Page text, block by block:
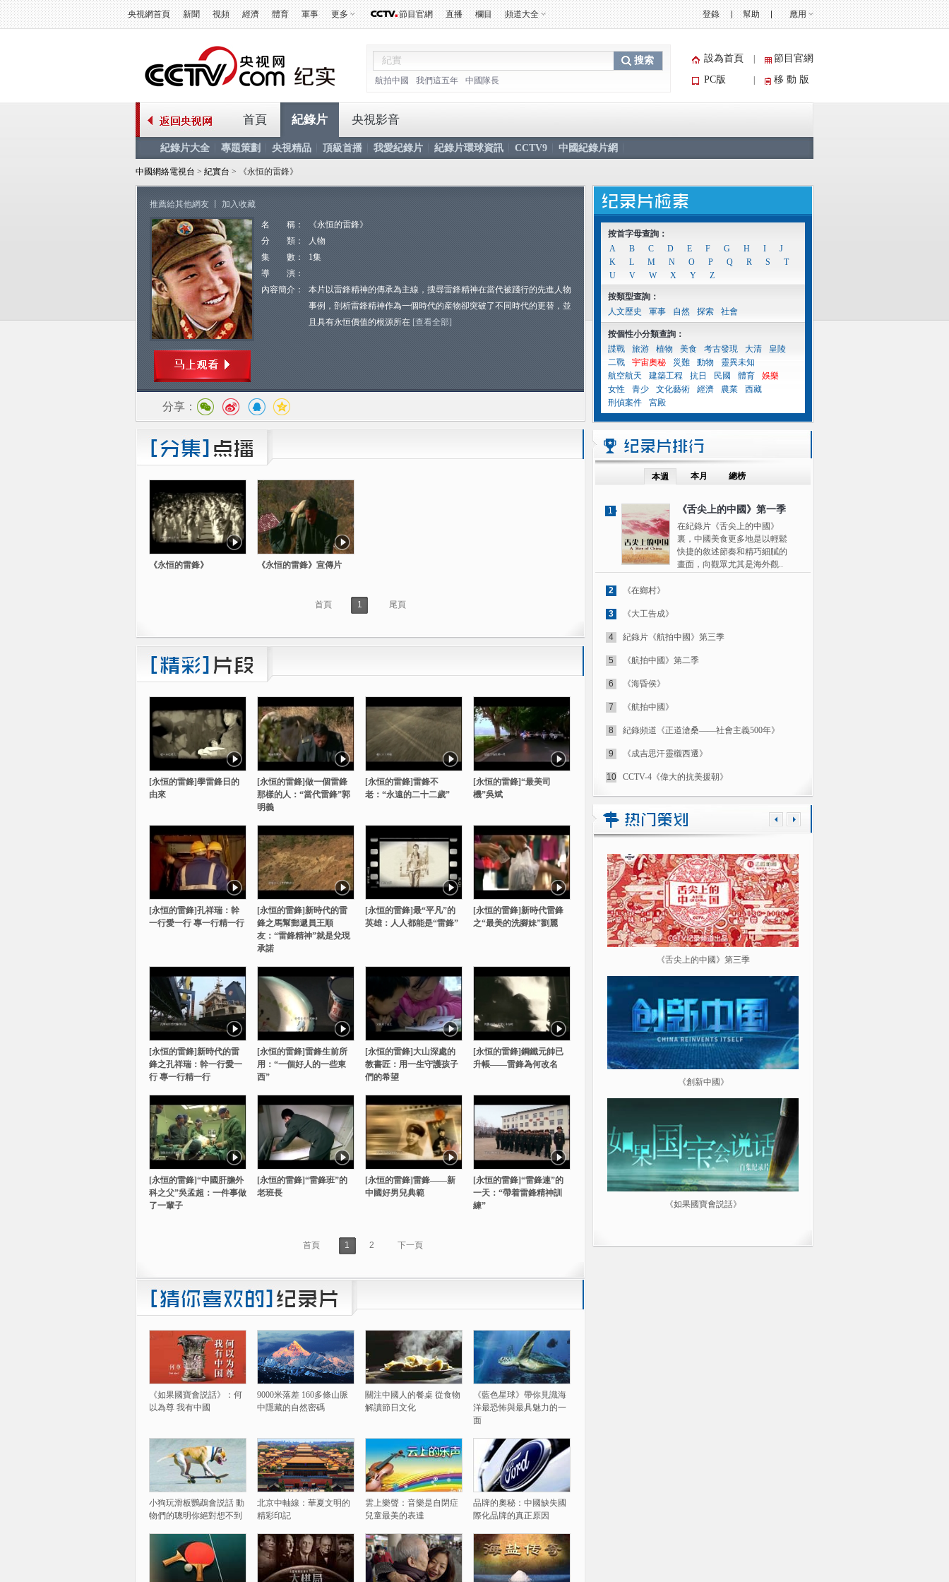
央視網首頁 新聞 視頻 經濟 體育 軍事 更多 節目官網 直播 欄目 頻道大全 幫助 應用
登錄
搜索
航拍中國 我們這五年 中國隊長
設為首頁
節目官網
PC版
移 動 版
首頁 紀錄片
紀錄片大全 專題策劃 央視精品 頂級首播 我愛紀錄片 紀錄片環球資訊 CCTV9 中國紀錄片網
央視影音
中國網絡電視台 > 紀實台 > 《永恒的雷鋒》
推薦給其他網友 加入收藏
名 稱：
《永恒的雷鋒》
分 類：
人物
集 數：
1集
導 演：
內容簡介：
本片以雷鋒精神的傳承為主線，搜尋雷鋒精神在當代被踐行的先進人物
事例，剖析雷鋒精神作為一個時代的産物卻突破了不同時代的更替，並
且具有永恒價值的根源所在 [查看全部]
分享：
《永恒的雷鋒》 《永恒的雷鋒》宣傳片
首頁 1 尾頁
[永恒的雷鋒]學雷鋒日的
由來
[永恒的雷鋒]做一個雷鋒
那樣的人：“當代雷鋒”郭
明義
[永恒的雷鋒]雷鋒不
老：“永遠的二十二歲”
[永恒的雷鋒]“最美司
機”吳斌
[永恒的雷鋒]孔祥瑞：幹
一行愛一行 專一行精一行
[永恒的雷鋒]新時代的雷
鋒之馬幫郵遞員王順
友：“雷鋒精神”就是兌現
承諾
[永恒的雷鋒]最“平凡”的
英雄：人人都能是“雷鋒”
[永恒的雷鋒]新時代雷鋒
之“最美的洗腳妹”劉麗
[永恒的雷鋒]新時代的雷
鋒之孔祥瑞：幹一行愛一
行 專一行精一行
[永恒的雷鋒]雷鋒生前所
用：“一個好人的一些東
西”
[永恒的雷鋒]大山深處的
教書匠：用一生守護孩子
們的希望
[永恒的雷鋒]鋼鐵元帥已
升帳——雷鋒為何改名
[永恒的雷鋒]“中國肝膽外
科之父”吳孟超：一件事做
了一輩子
[永恒的雷鋒]“雷鋒班”的
老班長
[永恒的雷鋒]雷鋒——新
中國好男兒典範
[永恒的雷鋒]“雷鋒連”的
一天：“帶着雷鋒精神訓
練”
首頁 1 2 下一頁
《如果國寶會説話》：何
以為尊 我有中國
9000米落差 160多條山脈
中隱藏的自然密碼
關注中國人的餐桌 從食物
解讀節日文化
《藍色星球》帶你見識海
洋最恐怖與最具魅力的一
面
小狗玩滑板鸚鵡會説話 動
物們的聰明你絕對想不到
北京中軸線：華夏文明的
精彩印記
雲上樂聲：音樂是自閉症
兒童最美的表達
品牌的奧秘：中國缺失國
際化品牌的真正原因
按首字母查詢：
A
B C D E F G H I
J
K
L M N O P Q R S
T
U
V W X Y Z
按類型查詢：
人文歷史
軍事 自然 探索 社會
按個性小分類查詢：
諜戰
旅游 植物 美食 考古發現 大清
皇陵
二戰
宇宙奧秘 災難 動物
靈異未知
航空航天
建築工程 抗日 民國 體育
娛樂
女性
青少 文化藝術 經濟 農業
西藏
刑偵案件
宮殿
本週 本月 總榜
1 《舌尖上的中國》第一季
在紀錄片《舌尖上的中國》
裏，中國美食更多地是以輕鬆
快捷的敘述節奏和精巧細膩的
畫面，向觀眾尤其是海外觀..
2 《在鄉村》
3 《大工告成》
4 紀錄片《航拍中國》第三季
5 《航拍中國》第二季
6 《海昏侯》
7 《航拍中國》
8 紀錄頻道《正道滄桑——社會主義500年》
9 《成吉思汗靈櫬西遷》
10 CCTV-4《偉大的抗美援朝》
《舌尖上的中國》第三季
《創新中國》
《如果國寶會説話》